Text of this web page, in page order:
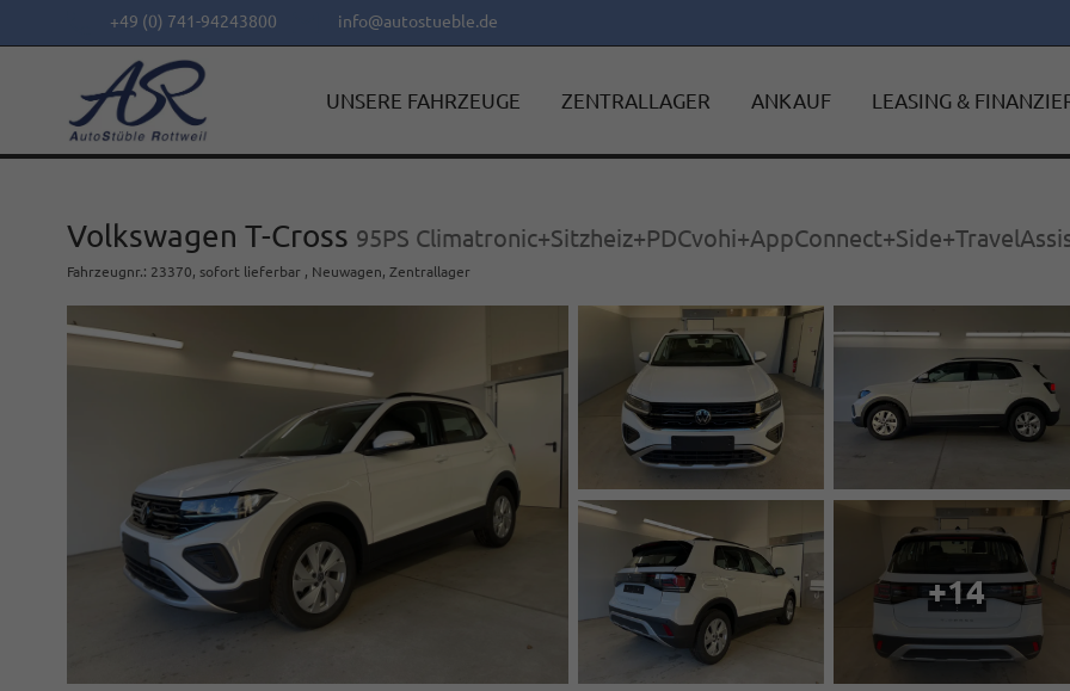
+49 (0) 741-94243800 info@autostueble.de
UNSERE FAHRZEUGE ZENTRALLAGER ANKAUF LEASING &
Volkswagen T-Cross 95PS
Fahrzeugnr.: 23370, sofort lieferbar , Neuwagen, Zentrallager
+14